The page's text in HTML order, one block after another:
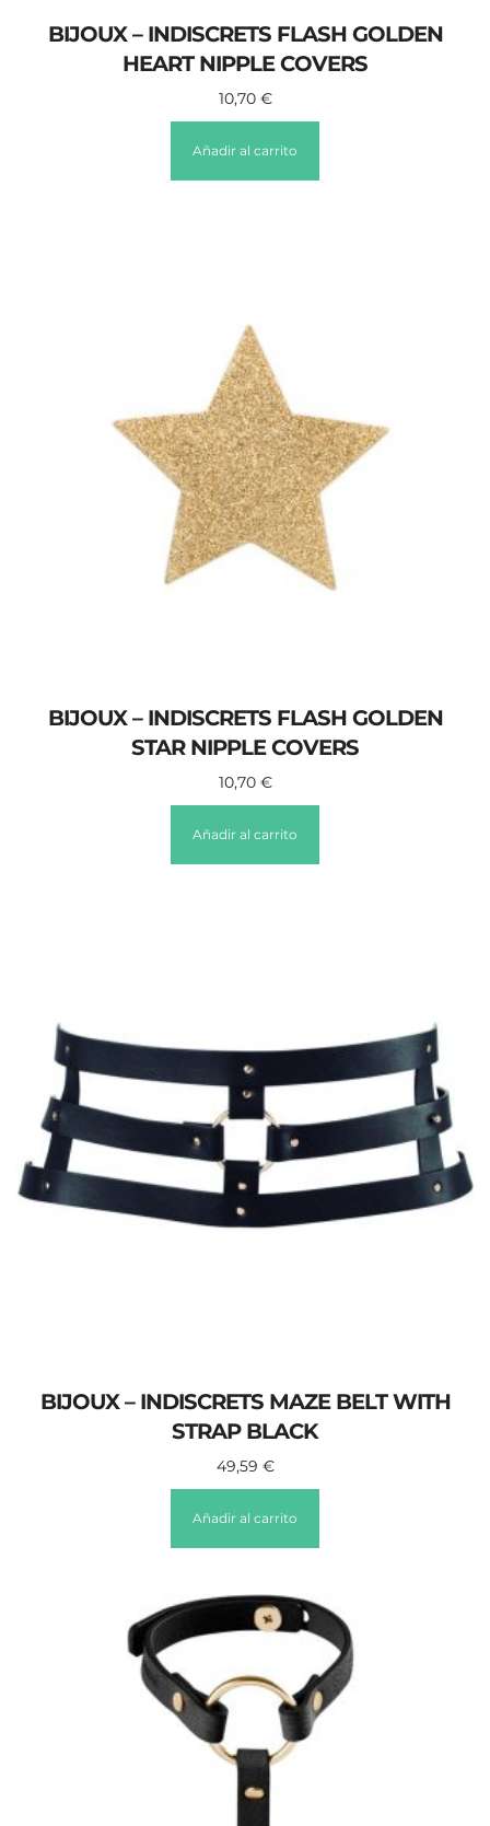
BIJOUX – INDISCRETS FLASH GOLDEN
HEART NIPPLE COVERS
10,70 €
Añadir al carrito
BIJOUX – INDISCRETS FLASH GOLDEN
STAR NIPPLE COVERS
10,70 €
Añadir al carrito
BIJOUX – INDISCRETS MAZE BELT WITH
STRAP BLACK
49,59 €
Añadir al carrito